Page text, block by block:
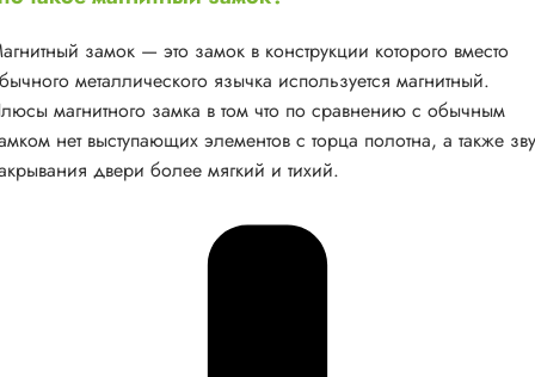
замок — это замок в конструкции которого вместо
металлического язычка используется магнитный.
магнитного замка в том что по сравнению с обычным
нет выступающих элементов с торца полотна, а также
двери более мягкий и тихий.